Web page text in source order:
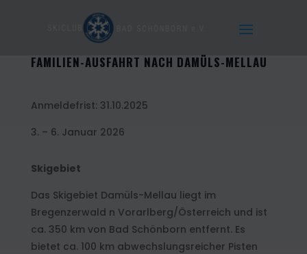
FAMILIEN-AUSFAHRT NACH DAMÜLS-MELLAU
Anmeldefrist: 31.10.2025
3. – 6. Januar 2026
Skigebiet
Das Skigebiet Damüls-Mellau liegt im
Bregenzerwald n Vorarlberg/Österreich und ist
ca. 350 km von Bad Schönborn entfernt. Es
bietet ca. 100 km abwechslungsreicher Pisten